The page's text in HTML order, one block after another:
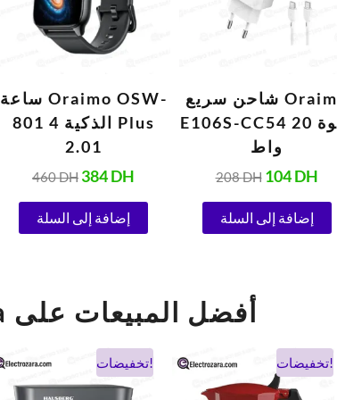
ساعة Oraimo OSW-
801 الذكية 4 Plus
2.01
460DH 384DH
إضافة إلى السلة
شاحن سريع Oraimo
E106S-CC54 بقوة 20
واط
208DH 104DH
إضافة إلى السلة
electrozara أفضل المبيعات على
تخفيضات!
السعر
الأصلي
السعر
الحالي
تخفيضات!
السعر
الأصلي
السعر
الحالي